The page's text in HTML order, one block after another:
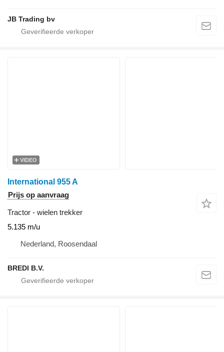
JB Trading bv
VIDEO
International 955 A
Prijs op aanvraag
Tractor - wielen trekker
5.135 m/u
Nederland, Roosendaal
BREDI B.V.